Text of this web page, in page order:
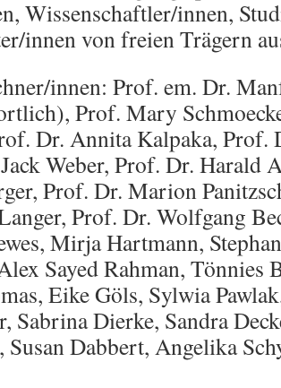
Wissenschaftler/innen,
innen von freien Trägern
innen: Prof. em. Dr.
Prof. Mary
Dr. Annita Kalpaka,
Weber, Prof. Dr. Harald
Prof. Dr. Marion
Prof. Dr. Wolfgang
Mirja Hartmann,
Sayed Rahman, Tönnies
Eike Göls, Sylwia
Sabrina Dierke, Sandra
Susan Dabbert, Angelika